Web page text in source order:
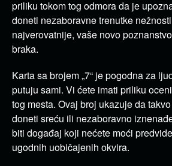
priliku tokom tog odmora da je
doneti nezaboravne trenutke
najverovatnije, vaše novo
braka.
Karta sa brojem „7“ je pogodna za
putuju sami. Vi ćete imati priliku
tog mesta. Ovaj broj ukazuje da
doneti sreću ili nezaboravno
biti događaj koji nećete moći
ugodnih uobičajenih okvira.